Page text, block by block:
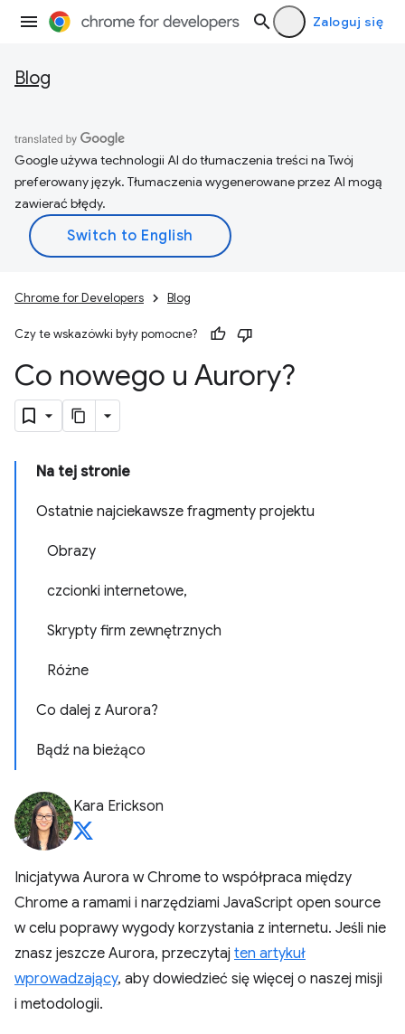
Zaloguj się
Blog
Google używa technologii AI do tłumaczenia treści na Twój
preferowany język. Tłumaczenia wygenerowane przez AI mogą
zawierać błędy.
Chrome for Developers Blog
Czy te wskazówki były pomocne?
Co nowego u Aurory?
Na tej stronie
Ostatnie najciekawsze fragmenty projektu
Obrazy
czcionki internetowe,
Skrypty firm zewnętrznych
Różne
Co dalej z Aurora?
Bądź na bieżąco
Kara Erickson
Inicjatywa Aurora w Chrome to współpraca między
Chrome a ramami i narzędziami JavaScript open source
w celu poprawy wygody korzystania z internetu. Jeśli nie
znasz jeszcze Aurora, przeczytaj ten artykuł
wprowadzający, aby dowiedzieć się więcej o naszej misji
i metodologii.